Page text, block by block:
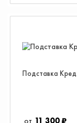
11 300 ₽